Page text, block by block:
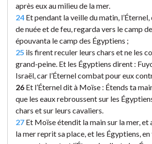
après eux au milieu de la mer.
24 Et pendant la veille du matin,
de nuée et de feu, regarda vers le camp
épouvanta le camp des Égyptiens ;
25 ils firent reculer leurs chars et ne les
grand-peine. Et les Égyptiens dirent :
Israël, car l’Éternel combat pour eux
26 Et l’Éternel dit à Moïse : Étends ta
que les eaux rebroussent sur les
chars et sur leurs cavaliers.
27 Et Moïse étendit la main sur la mer, et
la mer reprit sa place, et les Égyptiens,